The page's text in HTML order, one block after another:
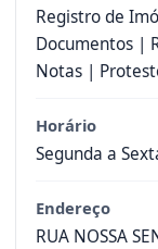
Registro de
Documentos |
Notas |
Horário
Segunda a
Endereço
RUA NOSSA